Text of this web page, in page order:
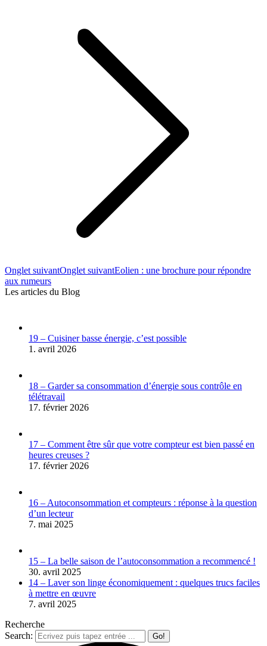
Onglet suivantOnglet suivantEolien : une brochure pour répondre
aux rumeurs
Les articles du Blog
19 – Cuisiner basse énergie, c’est possible
1. avril 2026
18 – Garder sa consommation d’énergie sous contrôle en
télétravail
17. février 2026
17 – Comment être sûr que votre compteur est bien passé en
heures creuses ?
17. février 2026
16 – Autoconsommation et compteurs : réponse à la question
d’un lecteur
7. mai 2025
15 – La belle saison de l’autoconsommation a recommencé !
30. avril 2025
14 – Laver son linge économiquement : quelques trucs faciles
à mettre en œuvre
7. avril 2025
Recherche
Search: